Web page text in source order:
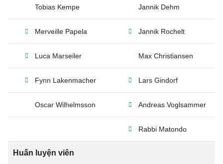
Tobias Kempe Jannik Dehm
Merveille Papela Jannik Rochelt
Luca Marseiler Max Christiansen
Fynn Lakenmacher Lars Gindorf
Oscar Wilhelmsson Andreas Voglsammer
Rabbi Matondo
Huấn luyện viên